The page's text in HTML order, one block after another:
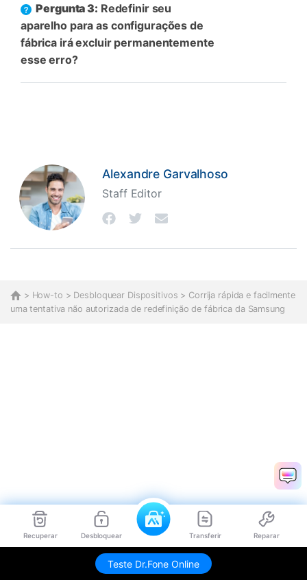
Recuperar Desbloquear Transferir Reparar
Teste Dr.Fone Online
Pergunta 3: Redefinir seu
aparelho para as configurações de
fábrica irá excluir permanentemente
esse erro?
Alexandre Garvalhoso
Staff Editor
> How-to > Desbloquear Dispositivos > Corrija rápida e facilmente
uma tentativa não autorizada de redefinição de fábrica da Samsung